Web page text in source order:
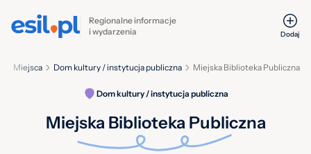
Regionalne informacje
i wydarzenia
Dodaj
Miejska Biblioteka Publiczna
Dom kultury / instytucja publiczna
Miejsca
Dom kultury / instytucja publiczna
Miejska Biblioteka Publiczna